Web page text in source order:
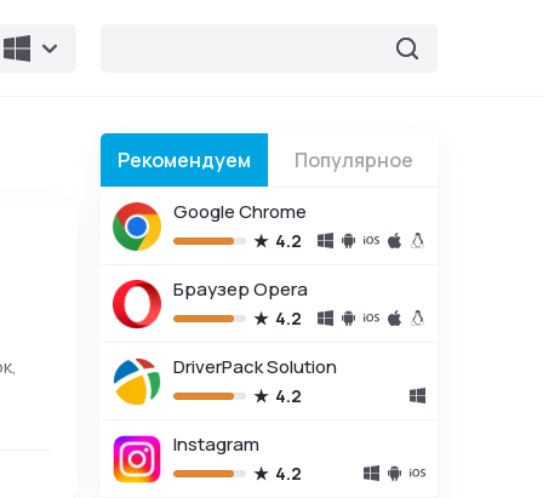
Рекомендуем Популярное
Google Chrome
4.2
Браузер Opera
4.2
DriverPack Solution
4.2
Instagram
4.2